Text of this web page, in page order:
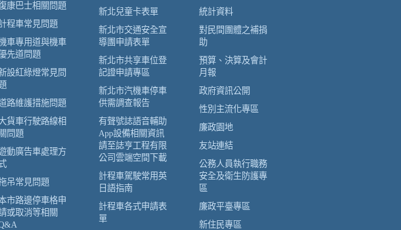
康巴士相關問題
程車常見問題
車專用道與機車
先道問題
設紅綠燈常見問
路維護措施問題
貨車行駛路線相
關問題
動廣告車處理方
吊常見問題
市路邊停車格申
或取消等相關
新北兒童卡表單
新北市交通安全宣
導團申請表單
新北市共享車位登
記證申請專區
新北市汽機車停車
供需調查報告
有聲號誌語音輔助
App設備相關資訊
請至誌亨工程有限
公司雲端空間下載
計程車駕駛常用英
日語指南
計程車各式申請表
單
統計資料
對民間團體之補捐
助
預算、決算及會計
月報
政府資訊公開
性別主流化專區
廉政園地
友站連結
公務人員執行職務
安全及衛生防護專
區
廉政平臺專區
新住民專區